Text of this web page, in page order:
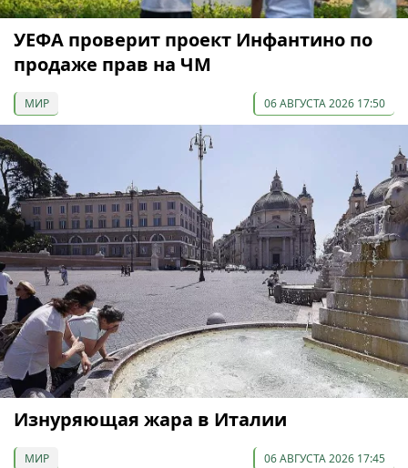
УЕФА проверит проект Инфантино по
продаже прав на ЧМ
МИР 06 АВГУСТА 2026 17:50
Изнуряющая жара в Италии
МИР 06 АВГУСТА 2026 17:45